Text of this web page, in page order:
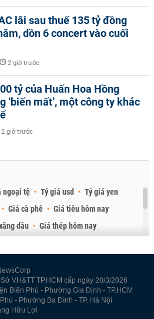
lãi sau thuế 135 tỷ đồng
dồn 6 concert vào cuối
2 giờ trước
tỷ của Huấn Hoa Hồng
‘biến mất’, một công ty khác
2 giờ trước
ngoại tệ Tỷ giá usd
Tỷ giá yen
Giá cà phê
Giá tiêu hôm nay
dầu
Giá thép hôm nay
VH&TT TP.HCM cấp ngày 20/3/2026
Biên Phủ - Phường Gia Định - TP.HCM
- Phường Ba Đình - TP. Hà Nội
Hữu Lợi